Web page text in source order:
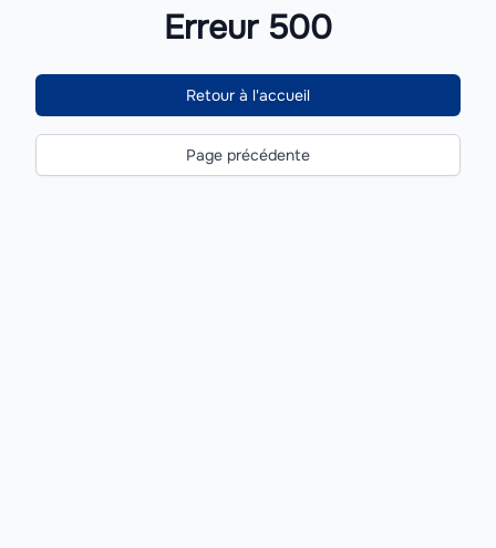
Erreur 500
Retour à l'accueil
Page précédente